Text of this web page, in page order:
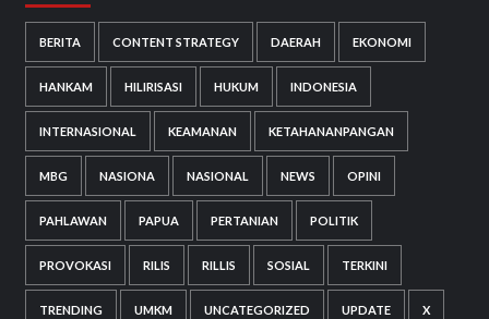
BERITA CONTENT STRATEGY DAERAH EKONOMI
HANKAM HILIRISASI HUKUM INDONESIA
INTERNASIONAL KEAMANAN KETAHANANPANGAN
MBG NASIONA NASIONAL NEWS OPINI
PAHLAWAN PAPUA PERTANIAN POLITIK
PROVOKASI RILIS RILLIS SOSIAL TERKINI
TRENDING UMKM UNCATEGORIZED UPDATE X